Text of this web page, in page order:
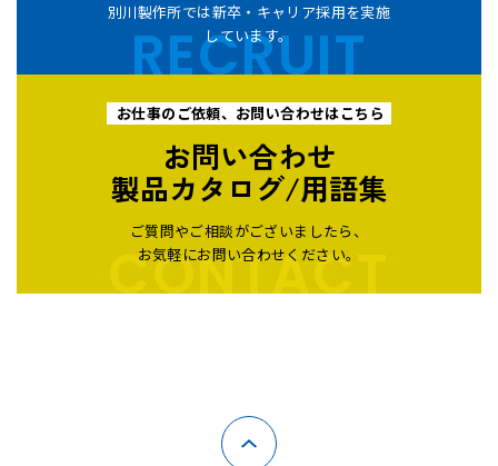
別川製作所では新卒・キャリア採用を実施
しています。
RECRUIT
お仕事のご依頼、お問い合わせはこちら
お問い合わせ
製品カタログ/用語集
ご質問やご相談がございましたら、
お気軽にお問い合わせください。
CONTACT